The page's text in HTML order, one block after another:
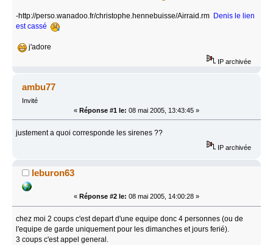
-http://perso.wanadoo.fr/christophe.hennebuisse/Airraid.rm Denis le lien
est cassé
j'adore
IP archivée
ambu77
Invité
« Réponse #1 le: 08 mai 2005, 13:43:45 »
justement a quoi corresponde les sirenes ??
IP archivée
leburon63
« Réponse #2 le: 08 mai 2005, 14:00:28 »
chez moi 2 coups c'est depart d'une equipe donc 4 personnes (ou de
l'equipe de garde uniquement pour les dimanches et jours ferié).
3 coups c'est appel general.